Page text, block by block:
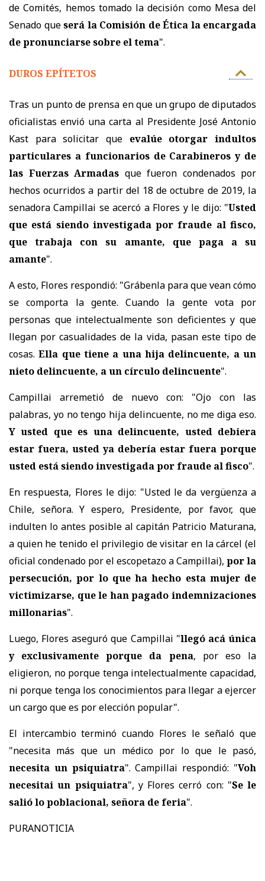
de Comités, hemos tomado la decisión como Mesa del
Senado queserá la Comisión de Ética la encargada
de pronunciarse sobre el tema".
DUROS EPÍTETOS
Tras un punto de prensa en que un grupo de diputados
oficialistas envió una carta al Presidente José Antonio
Kast para solicitar que evalúe otorgar indultos
particulares a funcionarios de Carabineros y de
las Fuerzas Armadas que fueron condenados por
hechos ocurridos a partir del 18 de octubre de 2019, la
senadora Campillai se acercó a Flores y le dijo: "Usted
que está siendo investigada por fraude al fisco,
que trabaja con su amante, que paga a su
amante".
A esto, Flores respondió: "Grábenla para que vean cómo
se comporta la gente. Cuando la gente vota por
personas que intelectualmente son deficientes y que
llegan por casualidades de la vida, pasan este tipo de
cosas.Ella que tiene a una hija delincuente, a un
nieto delincuente, a un círculo delincuente".
Campillai arremetió de nuevo con: "Ojo con las
palabras, yo no tengo hija delincuente, no me diga eso.
Y usted que es una delincuente, usted debiera
estar fuera, usted ya debería estar fuera porque
usted está siendo investigada por fraude al fisco".
En respuesta, Flores le dijo: "Usted le da vergüenza a
Chile, señora. Y espero, Presidente, por favor, que
indulten lo antes posible al capitán Patricio Maturana,
a quien he tenido el privilegio de visitar en la cárcel (el
oficial condenado por el escopetazo a Campillai), por la
persecución, por lo que ha hecho esta mujer de
victimizarse, que le han pagado indemnizaciones
millonarias".
Luego, Flores aseguró que Campillai "llegó acá única
y exclusivamente porque da pena, por eso la
eligieron, no porque tenga intelectualmente capacidad,
ni porque tenga los conocimientos para llegar a ejercer
un cargo que es por elección popular".
El intercambio terminó cuando Flores le señaló que
"necesita más que un médico por lo que le pasó,
necesita un psiquiatra". Campillai respondió: "Voh
necesitai un psiquiatra", y Flores cerró con: "Se le
salió lo poblacional, señora de feria".
PURANOTICIA